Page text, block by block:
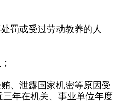
或受过劳动教养的人
泄露国家机密等原因受
年在机关、事业单位年度